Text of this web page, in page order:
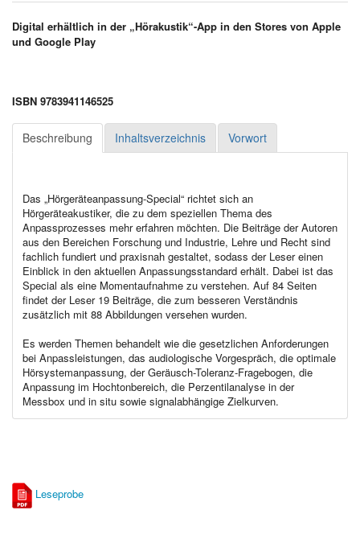
Digital erhältlich in der „Hörakustik“-App in den Stores von Apple
und Google Play
ISBN 9783941146525
Beschreibung Inhaltsverzeichnis Vorwort
Das „Hörgeräteanpassung-Special“ richtet sich an
Hörgeräteakustiker, die zu dem speziellen Thema des
Anpassprozesses mehr erfahren möchten. Die Beiträge der Autoren
aus den Bereichen Forschung und Industrie, Lehre und Recht sind
fachlich fundiert und praxisnah gestaltet, sodass der Leser einen
Einblick in den aktuellen Anpassungsstandard erhält. Dabei ist das
Special als eine Momentaufnahme zu verstehen. Auf 84 Seiten
findet der Leser 19 Beiträge, die zum besseren Verständnis
zusätzlich mit 88 Abbildungen versehen wurden.
Es werden Themen behandelt wie die gesetzlichen Anforderungen
bei Anpassleistungen, das audiologische Vorgespräch, die optimale
Hörsystemanpassung, der Geräusch-Toleranz-Fragebogen, die
Anpassung im Hochtonbereich, die Perzentilanalyse in der
Messbox und in situ sowie signalabhängige Zielkurven.
Leseprobe